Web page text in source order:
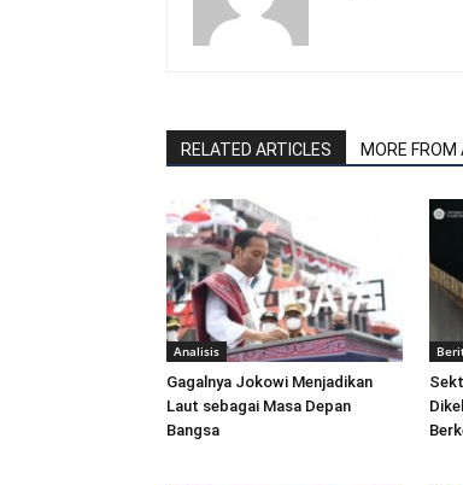
RELATED ARTICLES MORE FROM
Analisis
Gagalnya Jokowi Menjadikan
Laut sebagai Masa Depan
Bangsa